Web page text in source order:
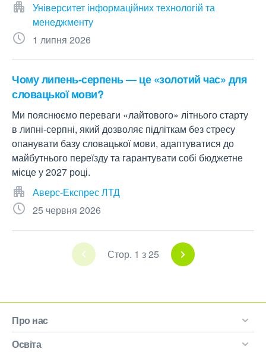
Університет інформаційних технологій та
менеджменту
1 липня 2026
Чому липень-серпень — це «золотий час» для
словацької мови?
Ми пояснюємо переваги «лайтового» літнього старту
в липні-серпні, який дозволяє підліткам без стресу
опанувати базу словацької мови, адаптуватися до
майбутнього переїзду та гарантувати собі бюджетне
місце у 2027 році.
Аверс-Експрес ЛТД
25 червня 2026
Стор. 1 з 25
Про нас
Освіта